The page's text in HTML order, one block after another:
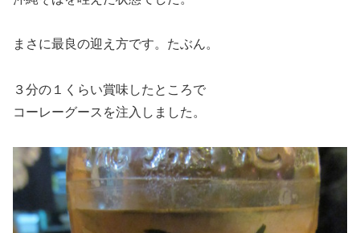
まさに最良の迎え方です。たぶん。
３分の１くらい賞味したところで
コーレーグースを注入しました。